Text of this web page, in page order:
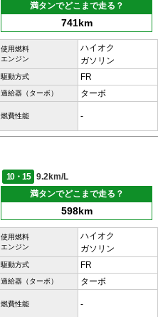
満タンでどこまで走る？
741km
使用燃料
エンジン
ハイオク
ガソリン
駆動方式 FR
過給器（ターボ） ターボ
燃費性能 -
10・15
9.2km/L
満タンでどこまで走る？
598km
使用燃料
エンジン
ハイオク
ガソリン
駆動方式 FR
過給器（ターボ） ターボ
燃費性能 -